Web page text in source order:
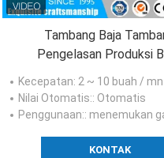
Tambang Baja
Pengelasan Produksi
Pengelasan Peralatan
Kecepatan: 2 ~ 10 buah /
Nilai Otomatis:: Otomatis
Penggunaan:: menemukan
KONTAK